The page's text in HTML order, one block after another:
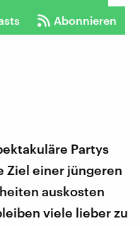
Abonnieren
Partys
Ziel einer jüngeren
auskosten
viele lieber zu